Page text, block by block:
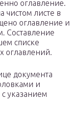
оглавление.
чистом листе в
оглавление и
Составление
списке
оглавлений.
документа
и
указанием